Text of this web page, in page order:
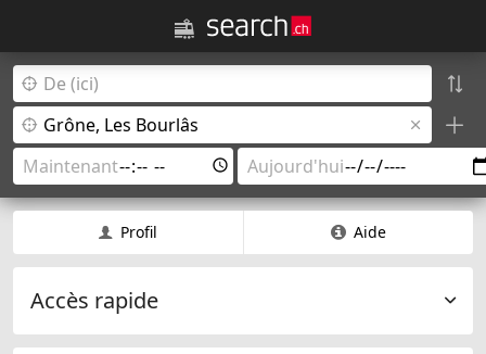
Profil Aide
Accès rapide